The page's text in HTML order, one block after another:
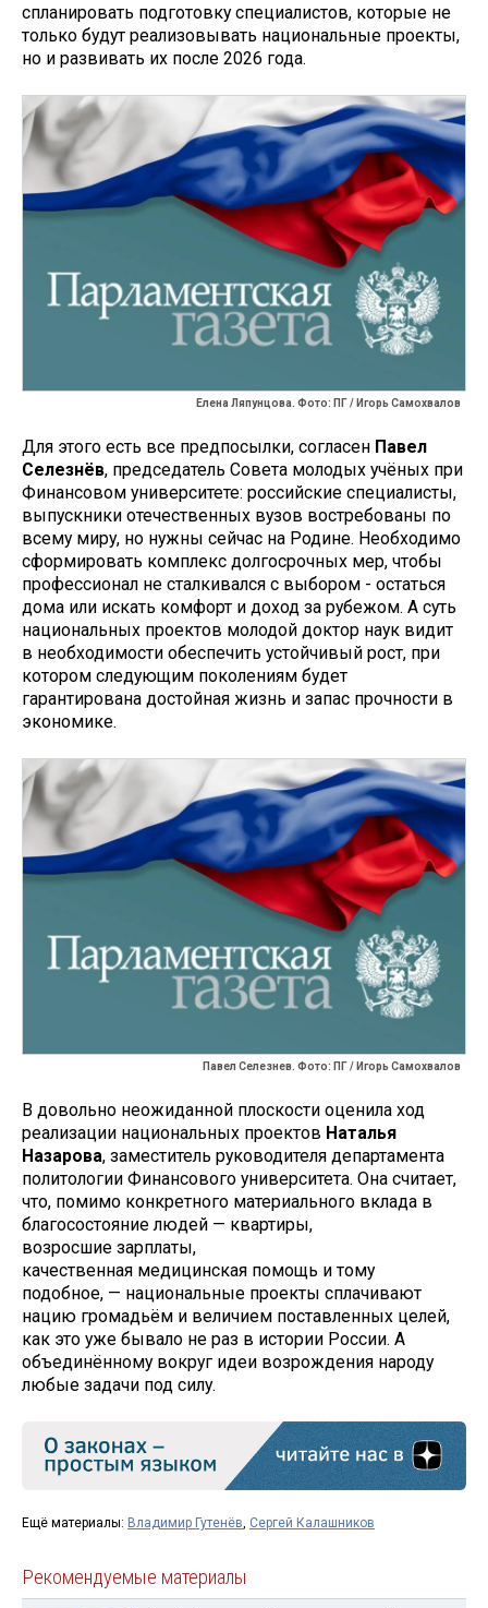
спланировать подготовку специалистов, которые не
только будут реализовывать национальные проекты,
но и развивать их после 2026 года.
Елена Ляпунцова. Фото: ПГ / Игорь Самохвалов
Для этого есть все предпосылки, согласен Павел
Селезнёв, председатель Совета молодых учёных при
Финансовом университете: российские специалисты,
выпускники отечественных вузов востребованы по
всему миру, но нужны сейчас на Родине. Необходимо
сформировать комплекс долгосрочных мер, чтобы
профессионал не сталкивался с выбором - остаться
дома или искать комфорт и доход за рубежом. А суть
национальных проектов молодой доктор наук видит
в необходимости обеспечить устойчивый рост, при
котором следующим поколениям будет
гарантирована достойная жизнь и запас прочности в
экономике.
Павел Селезнев. Фото: ПГ / Игорь Самохвалов
В довольно неожиданной плоскости оценила ход
реализации национальных проектов Наталья
Назарова, заместитель руководителя департамента
политологии Финансового университета. Она считает,
что, помимо конкретного материального вклада в
благосостояние людей — квартиры,
возросшие зарплаты,
качественная медицинская помощь и тому
подобное, — национальные проекты сплачивают
нацию громадьём и величием поставленных целей,
как это уже бывало не раз в истории России. А
объединённому вокруг идеи возрождения народу
любые задачи под силу.
Ещё материалы: Владимир Гутенёв, Сергей Калашников
Рекомендуемые материалы